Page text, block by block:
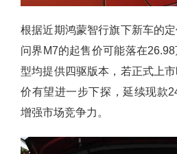
根据近期鸿蒙智行旗下新车的
问界M7的起售价可能落在
型均提供四驱版本，若正式上
价有望进一步下探，延续现款
增强市场竞争力。